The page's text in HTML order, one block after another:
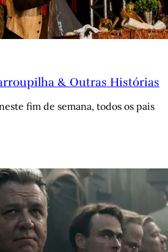
& Outras Histórias
fim de semana, todos os pais